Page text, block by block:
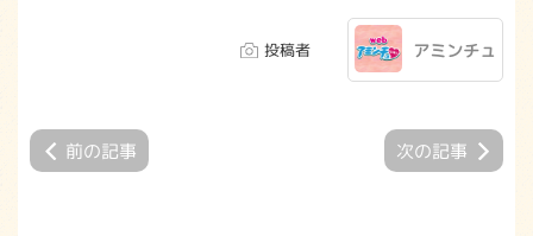
投稿者 アミンチュ
前の記事 次の記事